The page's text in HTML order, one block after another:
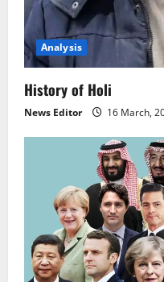
Analysis
History of Holi
News Editor 16 March,